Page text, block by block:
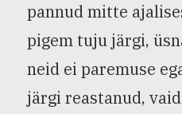
pannud mitte
pigem tuju järgi,
neid ei paremuse
järgi reastanud,